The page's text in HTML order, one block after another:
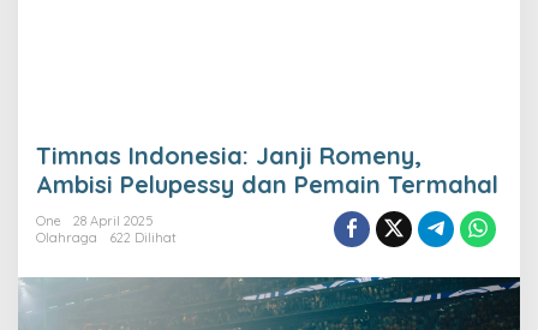
Timnas Indonesia: Janji Romeny,
Ambisi Pelupessy dan Pemain Termahal
One
28 April 2025
Olahraga
622 Dilihat